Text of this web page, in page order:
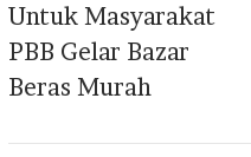
Untuk Masyarakat
PBB Gelar Bazar
Beras Murah